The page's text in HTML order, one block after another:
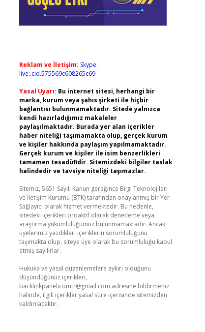
Reklam ve İletişim: Skype:
live:.cid.575569c608265c69
Yasal Uyarı: Bu internet sitesi, herhangi bir
marka, kurum veya şahıs şirketi ile hiçbir
bağlantısı bulunmamaktadır. Sitede yalnızca
kendi hazırladığımız makaleler
paylaşılmaktadır. Burada yer alan içerikler
haber niteliği taşımamakta olup, gerçek kurum
ve kişiler hakkında paylaşım yapılmamaktadır.
Gerçek kurum ve kişiler ile isim benzerlikleri
tamamen tesadüfidir. Sitemizdeki bilgiler taslak
halindedir ve tavsiye niteliği taşımazlar.
Sitemiz, 5651 Sayılı Kanun gereğince Bilgi Teknolojileri
ve İletişim Kurumu (BTK) tarafından onaylanmış bir Yer
Sağlayıcı olarak hizmet vermektedir. Bu nedenle,
sitedeki içerikleri proaktif olarak denetleme veya
araştırma yükümlülüğümüz bulunmamaktadır. Ancak,
üyelerimiz yazdıkları içeriklerin sorumluluğunu
taşımakta olup, siteye üye olarak bu sorumluluğu kabul
etmiş sayılırlar.
Hukuka ve yasal düzenlemelere aykırı olduğunu
düşündüğünüz içerikleri,
backlinkpanelicomtr@gmail.com adresine bildirmeniz
halinde, ilgili içerikler yasal süre içerisinde sitemizden
kaldırılacaktır.